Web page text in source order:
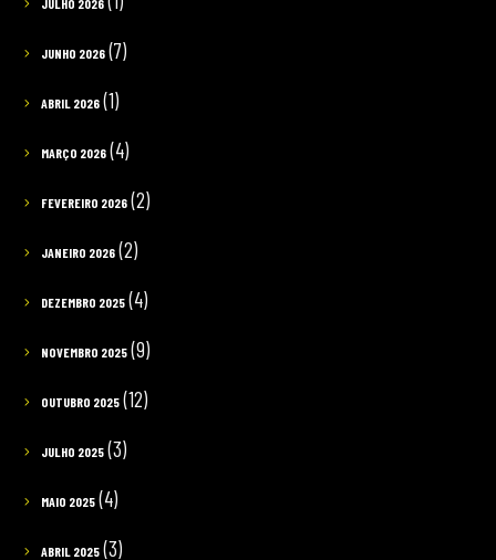
JULHO 2026
JUNHO 2026(7)
ABRIL 2026(1)
MARÇO 2026(4)
FEVEREIRO 2026(2)
JANEIRO 2026(2)
DEZEMBRO 2025(4)
NOVEMBRO 2025(9)
OUTUBRO 2025(12)
JULHO 2025(3)
MAIO 2025(4)
ABRIL 2025(3)